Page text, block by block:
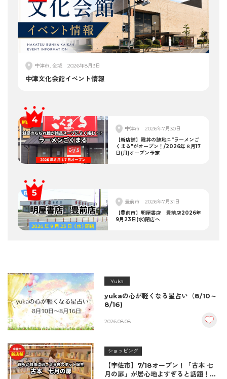
中津市, 全域 2026年8月3日
中津文化会館イベント情報
中津市
2026年7月30日
【新店舗】韓丼の跡地に"ラーメンご
くまる"がオープン！/2026年８月17
日(月)オープン予定
豊前市
2026年7月31日
【豊前市】明屋書店 豊前店2026年
9月23日(水)閉店へ
Yuka
yukaの心が軽くなる星占い（8/10～
8/16)
2026.08.08
ショッピング
【宇佐市】7/18オープン！「古本 七
月の扉」が居心地よすぎると話題！絶